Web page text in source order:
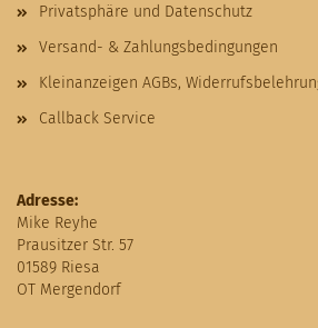
Privatsphäre und Datenschutz
Versand- & Zahlungsbedingungen
Kleinanzeigen AGBs,
Callback Service
Adresse:
Mike Reyhe
Prausitzer Str. 57
01589 Riesa
OT Mergendorf